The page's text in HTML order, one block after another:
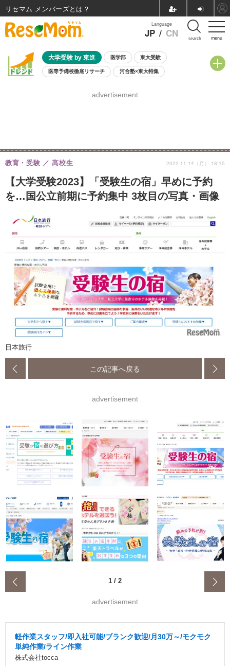
menu
Language
JP / CN search
大学受験 by 東進 医学部 東大受験
医専予備校徹底リサーチ 河合塾×東大特集
8月開催学校説明会・相談会
advertisement
【大学受験2023】「受験生の宿」早めに予約
を…国公立前期に予約集中 3枚目の写真・画像
教育・受験 高校生 2022.11.14（月） 18:15
日本旅行
この記事へ戻る
advertisement
1 / 2
advertisement
軽作業スタッフ/即入社可能/ブランク歓迎/月30万～/モクモク
単純作業/ライン作業
株式会社tocca
リセマム メンバーズ